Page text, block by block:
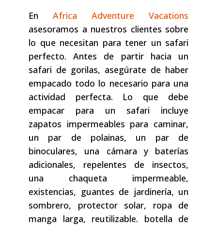
En Africa Adventure Vacations
asesoramos a nuestros clientes sobre
lo que necesitan para tener un safari
perfecto. Antes de partir hacia un
safari de gorilas, asegúrate de haber
empacado todo lo necesario para una
actividad perfecta. Lo que debe
empacar para un safari incluye
zapatos impermeables para caminar,
un par de polainas, un par de
binoculares, una cámara y baterías
adicionales, repelentes de insectos,
una chaqueta impermeable,
existencias, guantes de jardinería, un
sombrero, protector solar, ropa de
manga larga, reutilizable. botella de